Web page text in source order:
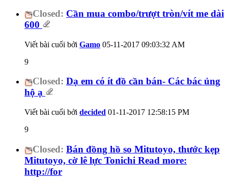
Closed: Cần mua combo/trượt tròn/vít me dài
600
Viết bài cuối bởi Gamo 05-11-2017 09:03:32 AM
9
Closed: Dạ em có ít đồ cần bán- Các bác ủng
hộ ạ
Viết bài cuối bởi decided 01-11-2017 12:58:15 PM
9
Closed: Bán đồng hồ so Mitutoyo, thước kẹp
Mitutoyo, cờ lê lực Tonichi Read more:
http://for